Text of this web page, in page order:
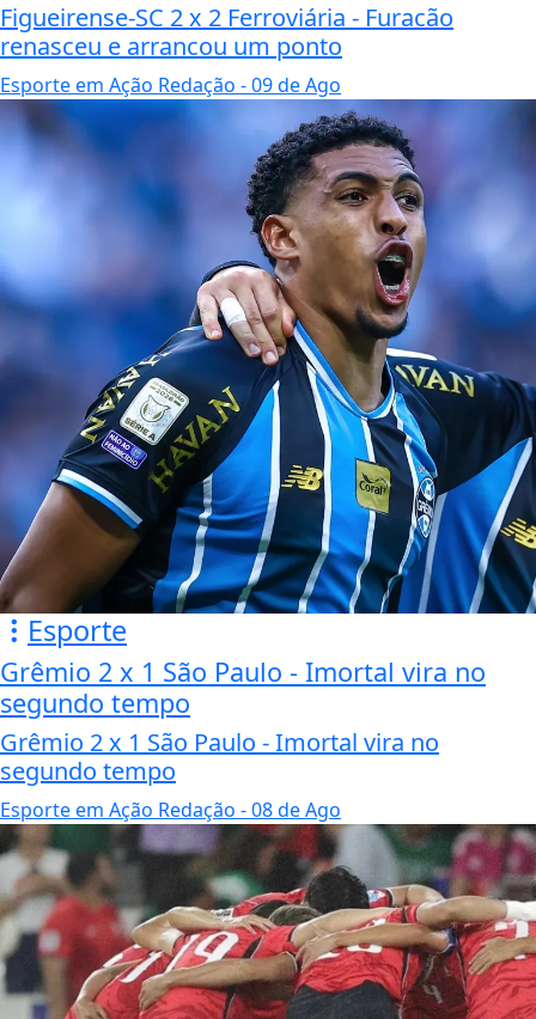
Figueirense-SC 2 x 2 Ferroviária - Furacão
renasceu e arrancou um ponto
Esporte em Ação Redação - 09 de Ago
Esporte
Grêmio 2 x 1 São Paulo - Imortal vira no
segundo tempo
Grêmio 2 x 1 São Paulo - Imortal vira no
segundo tempo
Esporte em Ação Redação - 08 de Ago